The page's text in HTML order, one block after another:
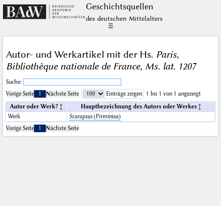
Geschichts­quellen
des deutschen Mittelalters
☰
Autor- und Werkartikel mit der Hs. Paris,
Bibliothèque nationale de France, Ms. lat. 1207
Suche:
Vorige Seite
1 Nächste Seite Einträge zeigen
1 bis 1 von 1 angezeigt
Autor oder Werk?
Hauptbezeichnung des Autors oder Werkes
Werk
Scarapsus(Pirminius)
Vorige Seite
1 Nächste Seite